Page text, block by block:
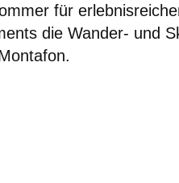
für
die Wander- und